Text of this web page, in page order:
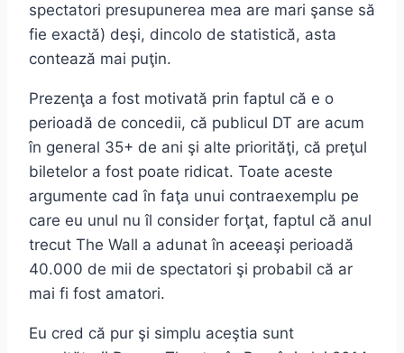
spectatori presupunerea mea are mari şanse să
fie exactă) deşi, dincolo de statistică, asta
contează mai puţin.
Prezenţa a fost motivată prin faptul că e o
perioadă de concedii, că publicul DT are acum
în general 35+ de ani şi alte priorităţi, că preţul
biletelor a fost poate ridicat. Toate aceste
argumente cad în faţa unui contraexemplu pe
care eu unul nu îl consider forţat, faptul că anul
trecut The Wall a adunat în aceeaşi perioadă
40.000 de mii de spectatori şi probabil că ar
mai fi fost amatori.
Eu cred că pur şi simplu aceştia sunt